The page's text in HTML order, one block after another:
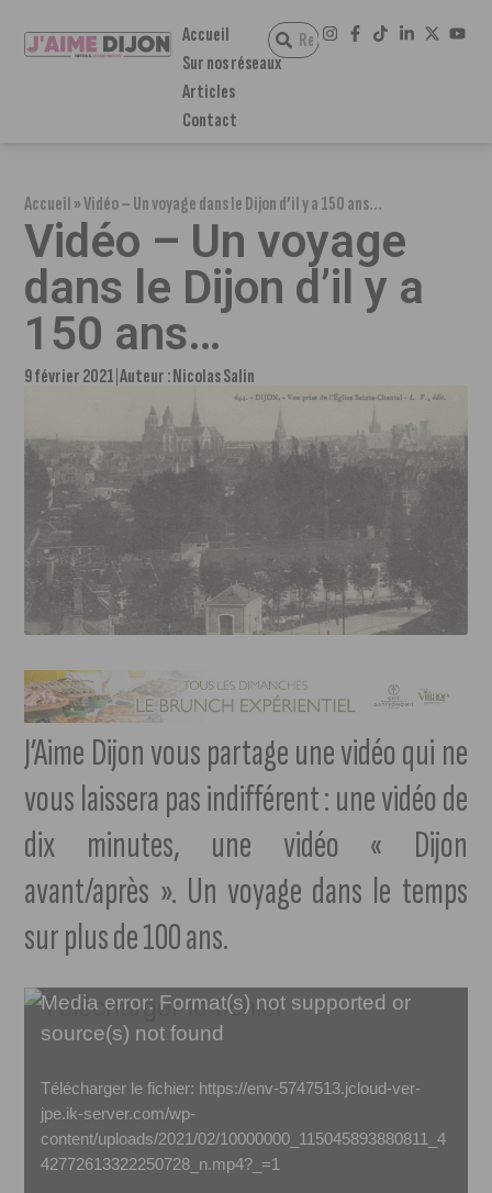
Accueil
Sur nos réseaux
Articles
Contact
Accueil»Vidéo – Un voyage dans le Dijon d’il y a 150 ans…
Vidéo – Un voyage
dans le Dijon d’il y a
150 ans…
9 février 2021 Auteur :Nicolas Salin
J’Aime Dijon vous partage une vidéo qui ne
vous laissera pas indifférent : une vidéo de
dix minutes, une vidéo « Dijon
avant/après ». Un voyage dans le temps
sur plus de 100 ans.
Lecteur
Media error: Format(s) not supported or
source(s) not found
Télécharger le fichier: https://env-5747513.jcloud-ver-
jpe.ik-server.com/wp-
content/uploads/2021/02/10000000_115045893880811_4
42772613322250728_n.mp4?_=1